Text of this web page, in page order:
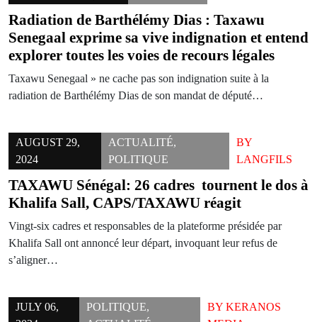
Radiation de Barthélémy Dias : Taxawu
Senegaal exprime sa vive indignation et entend
explorer toutes les voies de recours légales
Taxawu Senegaal » ne cache pas son indignation suite à la
radiation de Barthélémy Dias de son mandat de député…
AUGUST 29,
2024
ACTUALITÉ,
POLITIQUE
BY
LANGFILS
TAXAWU Sénégal: 26 cadres tournent le dos à
Khalifa Sall, CAPS/TAXAWU réagit
Vingt-six cadres et responsables de la plateforme présidée par
Khalifa Sall ont annoncé leur départ, invoquant leur refus de
s’aligner…
JULY 06,
POLITIQUE,
BYKERANOS